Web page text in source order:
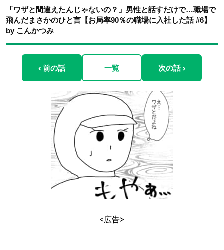
「ワザと間違えたんじゃないの？」男性と話すだけで…職場で
飛んだまさかのひと言【お局率90％の職場に入社した話 #6】
by こんかつみ
‹ 前の話 一覧 次の話 ›
<広告>